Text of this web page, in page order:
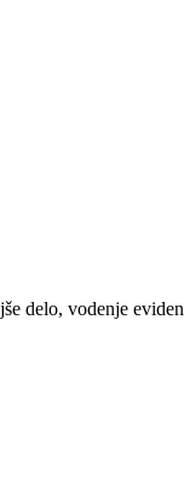
delo, vodenje